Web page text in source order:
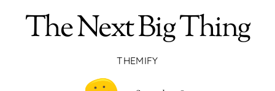
The Next Big Thing
THEMIFY